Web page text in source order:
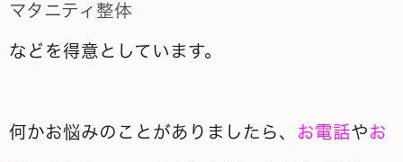
マタニティ整体
などを得意としています。
何かお悩みのことがありましたら、 お電話や お